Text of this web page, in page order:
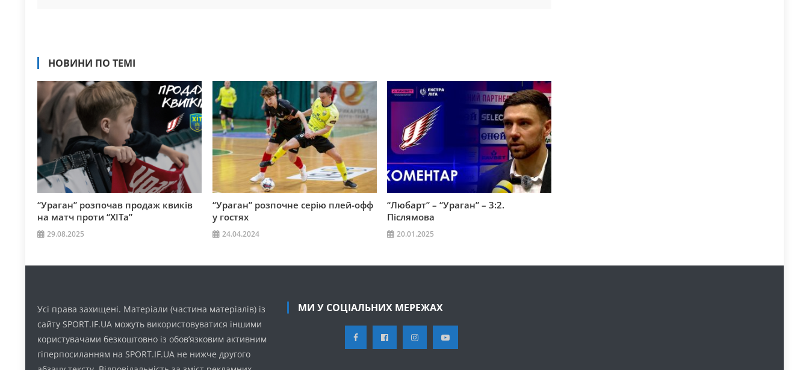
НОВИНИ ПО ТЕМІ
“Ураган” розпочав продаж квиків
на матч проти “ХІТа”
29.08.2025
“Ураган” розпочне серію плей-офф
у гостях
24.04.2024
“Любарт” – “Ураган” – 3:2.
Післямова
20.01.2025
Усі права захищені. Матеріали (частина матеріалів) із
сайту SPORT.IF.UA можуть використовуватися іншими
користувачами безкоштовно із обов’язковим активним
гіперпосиланням на SPORT.IF.UA не нижче другого
МИ У СОЦІАЛЬНИХ МЕРЕЖАХ